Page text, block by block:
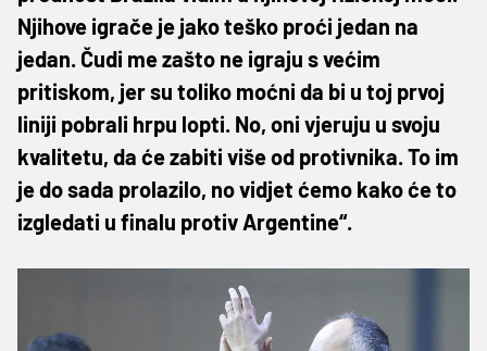
Njihove igrače je jako teško proći jedan na
jedan. Čudi me zašto ne igraju s većim
pritiskom, jer su toliko moćni da bi u toj prvoj
liniji pobrali hrpu lopti. No, oni vjeruju u svoju
kvalitetu, da će zabiti više od protivnika. To im
je do sada prolazilo, no vidjet ćemo kako će to
izgledati u finalu protiv Argentine“.